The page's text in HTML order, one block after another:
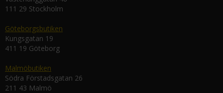
111 29 Stockholm
Göteborgsbutiken
Kungsgatan 19
411 19 Göteborg
Malmöbutiken
Södra Förstadsgatan 26
211 43 Malmö